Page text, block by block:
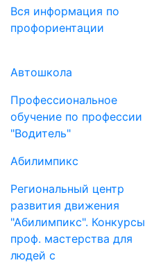
Вся информация по
профориентации
Автошкола
Профессиональное
обучение по профессии
"Водитель"
Абилимпикс
Региональный центр
развития движения
"Абилимпикс". Конкурсы
проф. мастерства для
людей с